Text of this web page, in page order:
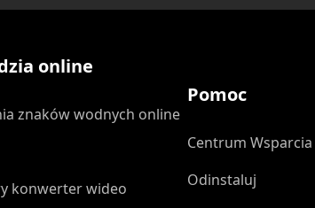
online
znaków wodnych online
konwerter wideo
Pomoc
Centrum Wsparcia
Odinstaluj